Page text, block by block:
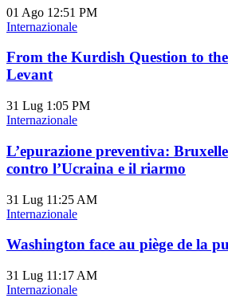
01 Ago 12:51 PM
Internazionale
From the Kurdish Question to
Levant
31 Lug 1:05 PM
Internazionale
L’epurazione preventiva:
contro l’Ucraina e il riarmo
31 Lug 11:25 AM
Internazionale
Washington face au piège de la
31 Lug 11:17 AM
Internazionale